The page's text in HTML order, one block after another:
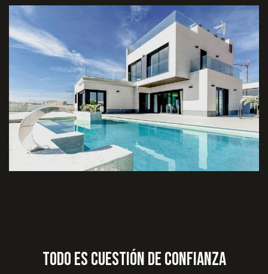
Todo es cuestión de confianza